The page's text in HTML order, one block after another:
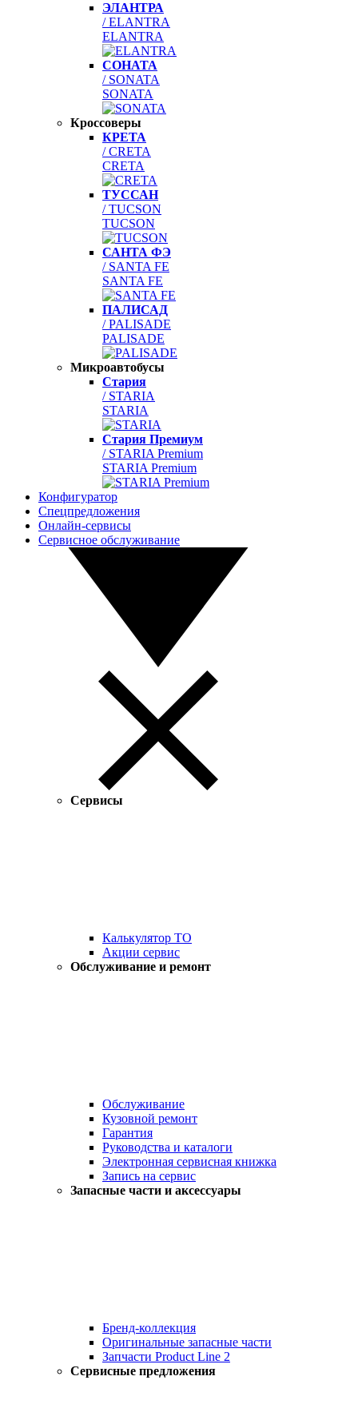
ЭЛАНТРА
/ ELANTRA
ELANTRA
СОНАТА
/ SONATA
SONATA
Кроссоверы
КРЕТА
/ CRETA
CRETA
ТУССАН
/ TUCSON
TUCSON
САНТА ФЭ
/ SANTA FE
SANTA FE
ПАЛИСАД
/ PALISADE
PALISADE
Микроавтобусы
Стария
/ STARIA
STARIA
Стария Премиум
/ STARIA Premium
STARIA Premium
Конфигуратор
Спецпредложения
Онлайн-сервисы
Сервисное обслуживание
Сервисы
Калькулятор ТО
Акции сервис
Обслуживание и ремонт
Обслуживание
Кузовной ремонт
Гарантия
Руководства и каталоги
Электронная сервисная книжка
Запись на сервис
Запасные части и аксессуары
Бренд-коллекция
Оригинальные запасные части
Запчасти Product Line 2
Сервисные предложения